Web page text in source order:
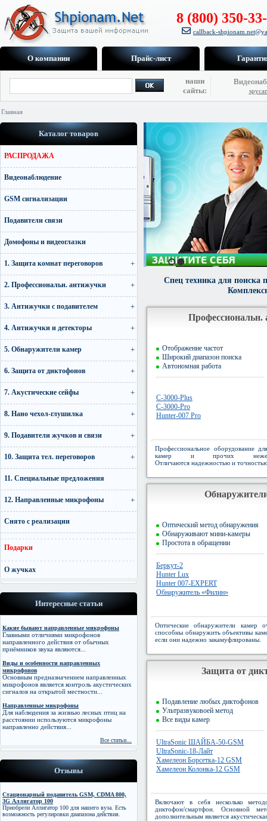
8 (800) 350-
callback-
О компании Прайс-лист
наши
сайты:
Главная
Каталог товаров
РАСПРОДАЖА
Видеонаблюдение
GSM сигнализации
Подавители связи
Домофоны и видеоглазки
1. Защита комнат переговоров
2. Профессиональн. антижучки
3. Антижучки с подавителем
4. Антижучки и детекторы
5. Обнаружители камер
6. Защита от диктофонов
7. Акустические сейфы
8. Нано чехол-глушилка
9. Подавители жучков и связи
10. Защита тел. переговоров
11. Специальные предложения
12. Направленные микрофоны
Снято с реализации
Подарки
О жучках
Интересные статьи
Какие бывают направленные микрофоны
Главными отличиями микрофонов
направленного действия от обычных
приёмников звука являются...
Виды и особенности направленных
микрофонов
Основным предназначением направленных
микрофонов является контроль акустических
сигналов на открытой местности...
Направленные микрофоны
Для наблюдения за жизнью лесных птиц на
расстоянии используются микрофоны
направленно действия...
Все статьи...
Отзывы
Стационарный подавитель GSM, CDMA 800,
3G Аллигатор 100
Приобрели Аллигатор 100 для нашего вуза. Есть
возможность регулировки диапазона действия.
На прошедшей
лучшими в разделе
скрытых камер.
В Москве 20 октября
Со 2 по 5 февр в выставочном центре
2
Спец техника для
Профессиональн.
Отображение частот
Широкий диапазон поиска
Автономная работа
C-3000-Plus
C-3000-Pro
Hunter-007 Pro
Профессиональное оборудование
камер и прочих
Отличаются надежностью и
Оптический метод обнаружения
Обнаруживают мини-камеры
Простота в обращении
Беркут-2
Hunter Lux
Hunter 007-EXPERT
Обнаружитель «Филин»
Оптические обнаружители камер
способны обнаружить объективы
если они надежно закамуфлированы.
Защита от
Подавление любых диктофонов
Ультразвуковоей метод
Все виды камер
UltraSonic ШАЙБА-50-GSM
UltraSonic-18-Лайт
Хамелеон Борсетка-12 GSM
Хамелеон Колонка-12 GSM
Включают в себя несколько
диктофон/смартфон. Основной
дополнительным является